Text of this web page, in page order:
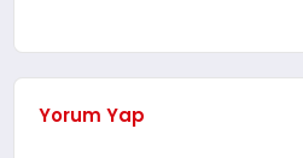
Yorum Yap